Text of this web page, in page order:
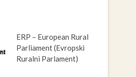
ERP – European Rural
Parliament (Evropski
Ruralni Parlament)